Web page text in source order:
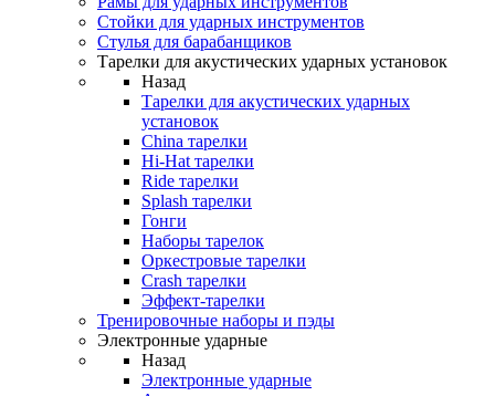
Стойки для ударных инструментов
Стулья для барабанщиков
Тарелки для акустических ударных установок
Назад
Тарелки для акустических ударных
установок
China тарелки
Hi-Hat тарелки
Ride тарелки
Splash тарелки
Гонги
Наборы тарелок
Оркестровые тарелки
Сrash тарелки
Эффект-тарелки
Тренировочные наборы и пэды
Электронные ударные
Назад
Электронные ударные